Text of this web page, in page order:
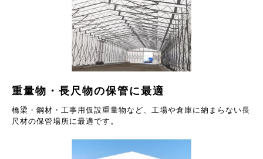
重量物・長尺物の保管に最適
橋梁・鋼材・工事用仮設重量物など、工場や倉庫に納まらない長
尺材の保管場所に最適です。